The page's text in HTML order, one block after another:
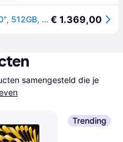
Apple MacBook Air – 2025 (13.60", 512GB, 16GB, DE, M4), Notebook, Blauw € 1.369,00
samengesteld die je
Trending